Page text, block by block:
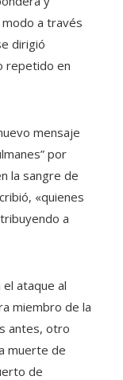
modo a través
dirigió
repetido en
mensaje
por
la sangre de
«quienes
a
ataque al
miembro de la
antes, otro
muerte de
de